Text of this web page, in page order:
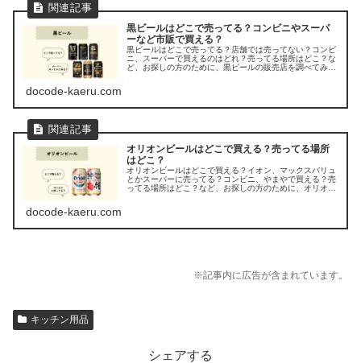
黒ビールはどこで売ってる？コンビニやスーパ
ーなど市販で買える？
黒ビールはどこで売ってる？店舗では売ってない？コンビ
ニ、スーパーで買えるのはどれ？売ってる場所はどこ？な
ど、お探しの方のために、黒ビールの販売店を調べてみま
docode-kaeru.com
オリオンビールはどこで買える？売ってる場所
はどこ？
オリオンビールはどこで買える？イオン、マックスバリュ
とかスーパーに売ってる？コンビニ、やまやで買える？売
ってる場所はどこ？など、お探しの方のために、オリオン
docode-kaeru.com
※記事内に広告が含まれています。
キッチン用品
シェアする